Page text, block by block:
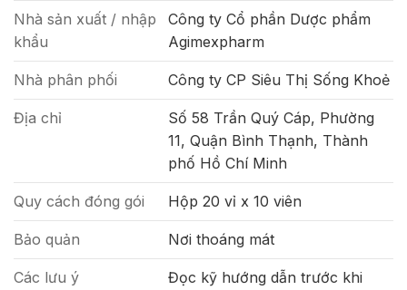
Nhà sản xuất / nhập
khẩu
Công ty Cổ phần Dược phẩm
Agimexpharm
Nhà phân phối Công ty CP Siêu Thị Sống Khoẻ
Địa chỉ
Số 58 Trần Quý Cáp, Phường
11, Quận Bình Thạnh, Thành
phố Hồ Chí Minh
Quy cách đóng gói Hộp 20 vỉ x 10 viên
Bảo quản Nơi thoáng mát
Các lưu ý
Đọc kỹ hướng dẫn trước khi